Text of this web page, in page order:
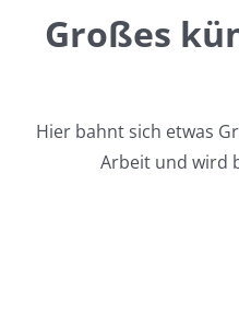
Großes
Hier bahnt sich etwas
Arbeit und wird